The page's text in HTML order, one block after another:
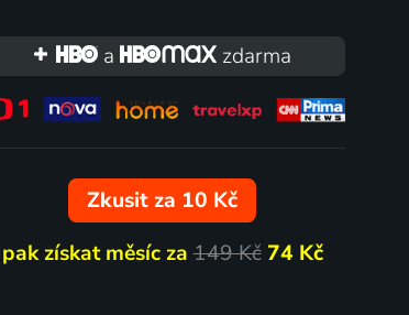
2023 | Francie, Belgie | Drama
72
a zdarma
Zkusit za 10 Kč
pak získat měsíc za149 Kč 74 Kč